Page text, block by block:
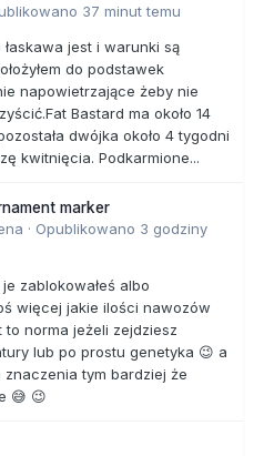
37 minut temu
jest i warunki są
do podstawek
napowietrzające żeby nie
Bastard ma około 14
dwójka około 4 tygodni
kwitnięcia. Podkarmione...
marker
· Opublikowano 3 godziny
zablokowałeś albo
więcej jakie ilości nawozów
norma jeżeli zejdziesz
lub po prostu genetyka 😉 a
tym bardziej że
😅 😉